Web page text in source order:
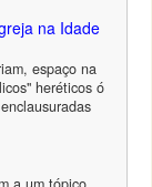
na Idade
espaço na
heréticos ó